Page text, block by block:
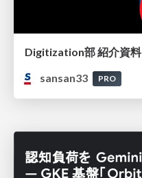
Digitization部 紹介資料
sansan33
PRO